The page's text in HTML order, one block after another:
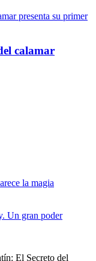
calamar
la magia
Un gran poder
El Secreto del